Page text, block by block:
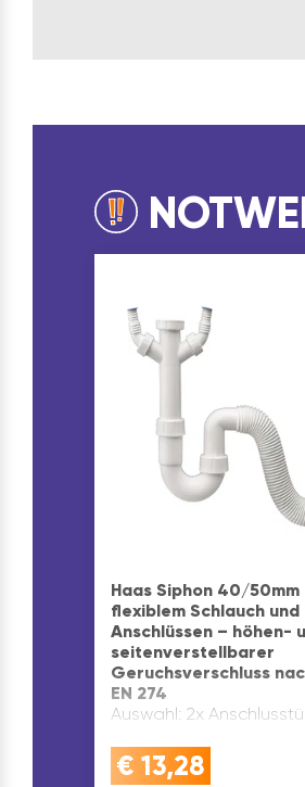
Haas Siphon 40/50mm
flexiblem Schlauch und
Anschlüssen – höhen-
seitenverstellbarer
Geruchsverschluss
EN 274
Auswahl: 2x
€ 13,28